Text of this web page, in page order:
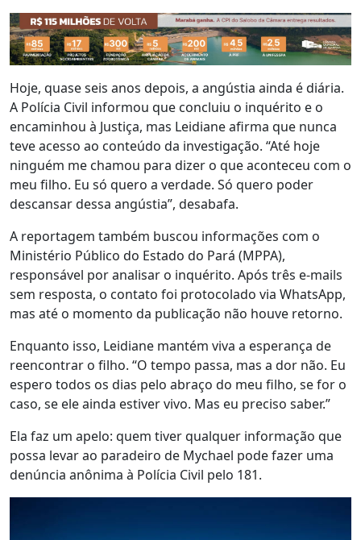
Hoje, quase seis anos depois, a angústia ainda é diária.
A Polícia Civil informou que concluiu o inquérito e o
encaminhou à Justiça, mas Leidiane afirma que nunca
teve acesso ao conteúdo da investigação. “Até hoje
ninguém me chamou para dizer o que aconteceu com o
meu filho. Eu só quero a verdade. Só quero poder
descansar dessa angústia”, desabafa.
A reportagem também buscou informações com o
Ministério Público do Estado do Pará (MPPA),
responsável por analisar o inquérito. Após três e-mails
sem resposta, o contato foi protocolado via WhatsApp,
mas até o momento da publicação não houve retorno.
Enquanto isso, Leidiane mantém viva a esperança de
reencontrar o filho. “O tempo passa, mas a dor não. Eu
espero todos os dias pelo abraço do meu filho, se for o
caso, se ele ainda estiver vivo. Mas eu preciso saber.”
Ela faz um apelo: quem tiver qualquer informação que
possa levar ao paradeiro de Mychael pode fazer uma
denúncia anônima à Polícia Civil pelo 181.